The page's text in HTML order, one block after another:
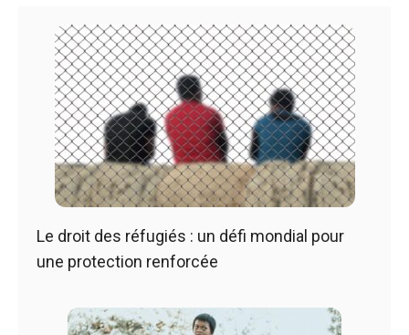
Le droit des réfugiés : un défi mondial pour
une protection renforcée